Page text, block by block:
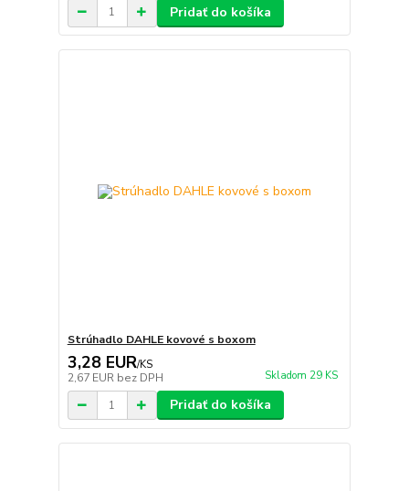
Pridať do košíka
Strúhadlo DAHLE kovové s boxom
3,28 EUR/KS
2,67 EUR bez DPH Skladom 29 KS
Pridať do košíka